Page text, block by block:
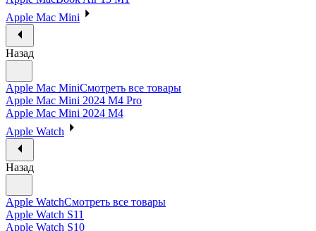
Apple Mac Mini
Назад
Apple Mac MiniСмотреть все товары
Apple Mac Mini 2024 M4 Pro
Apple Mac Mini 2024 M4
Apple Watch
Назад
Apple WatchСмотреть все товары
Apple Watch S11
Apple Watch S10